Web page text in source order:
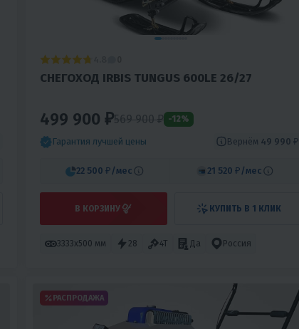
СНЕГОХОД IRBIS TUNGUS 600LE 26/27
499 900 ₽569 900 ₽ -12%
Гарантия лучшей цены Вернём 49 990 ₽
22 500 ₽ /мес 21 520 ₽ /мес
В КОРЗИНУ КУПИТЬ В 1 КЛИК
3333х500 мм 28 4T Да Россия
РАСПРОДАЖА